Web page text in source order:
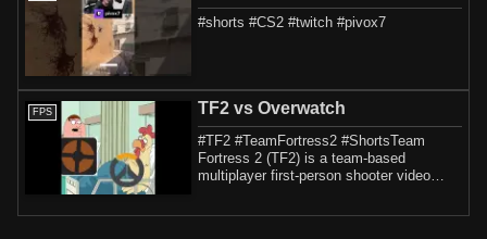
#shorts #CS2 #twitch #pivox7
FPS TF2 vs Overwatch
#TF2 #TeamFortress2 #ShortsTeam
Fortress 2 (TF2) is a team-based
multiplayer first-person shooter video